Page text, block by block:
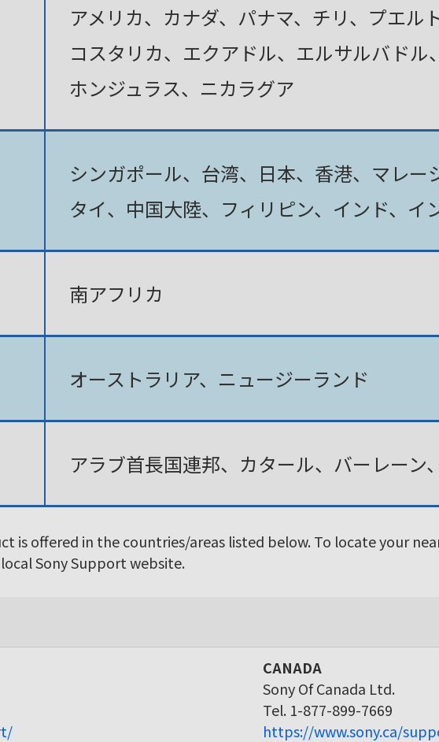
アメリカ、カナダ、パナマ、チリ、プエル
コスタリカ、エクアドル、エルサルバドル
ホンジュラス、ニカラグア
シンガポール、台湾、日本、香港、マレー
タイ、中国大陸、フィリピン、インド、イ
南アフリカ
オーストラリア、ニュージーランド
アラブ首長国連邦、カタール、バーレーン
is offered in the countries/areas listed below. To locate your
Sony Support website.
CANADA
Sony Of Canada Ltd.
Tel. 1-877-899-7669
https://www.sony.ca/